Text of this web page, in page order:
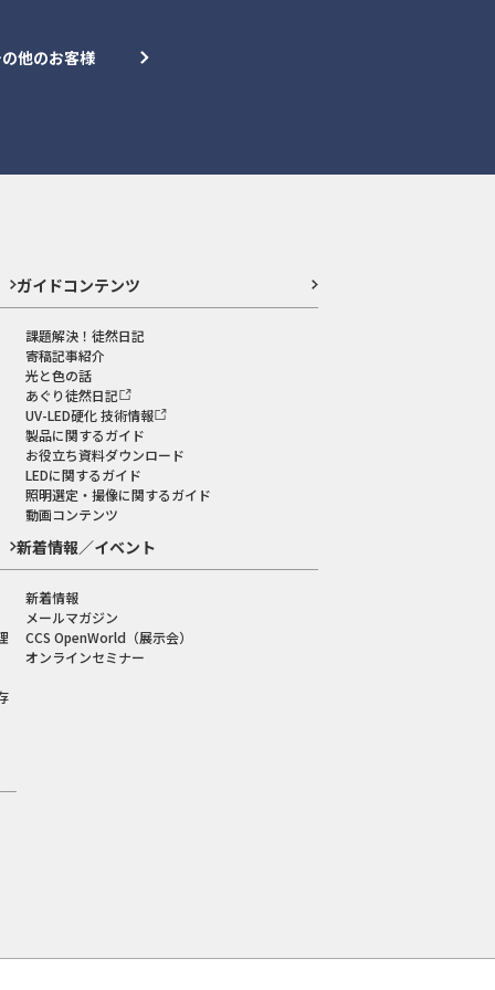
他のお客様
ガイドコンテンツ
課題解決！徒然日記
寄稿記事紹介
光と色の話
あぐり徒然日記
UV-LED硬化 技術情報
製品に関するガイド
お役立ち資料ダウンロード
LEDに関するガイド
照明選定・撮像に関するガイド
動画コンテンツ
新着情報／イベント
新着情報
メールマガジン
CCS OpenWorld（展示会）
オンラインセミナー